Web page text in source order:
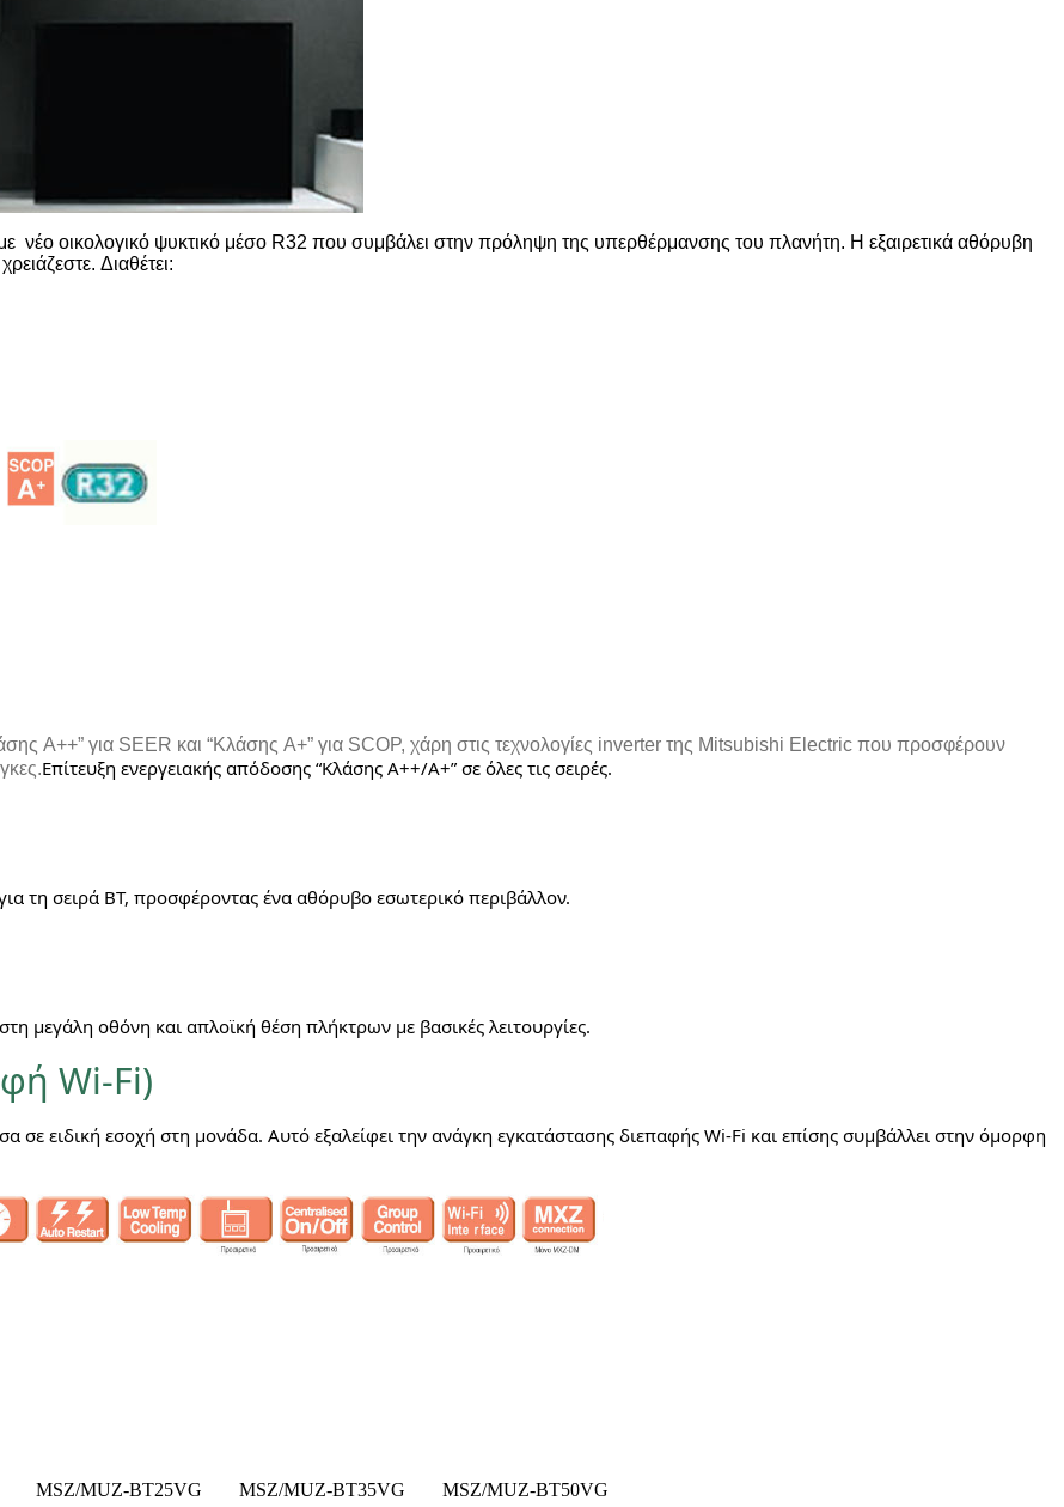
νέο οικολογικό ψυκτικό μέσο R32 που συμβάλει στην πρόληψη της υπερθέρμανσης του πλανήτη. Η εξαιρετικά αθόρυβη
Διαθέτει:
A++” για SEER και “Κλάσης A+” για SCOP, χάρη στις τεχνολογίες inverter της Mitsubishi Electric που προσφέρουν
Επίτευξη ενεργειακής απόδοσης “Κλάσης A++/A+” σε όλες τις σειρές.
τη σειρά BT, προσφέροντας ένα αθόρυβο εσωτερικό περιβάλλον.
μεγάλη οθόνη και απλοϊκή θέση πλήκτρων με βασικές λειτουργίες.
Wi-Fi)
σε ειδική εσοχή στη μονάδα. Αυτό εξαλείφει την ανάγκη εγκατάστασης διεπαφής Wi-Fi και επίσης συμβάλλει στην όμορφη
MSZ/MUZ-BT25VG MSZ/MUZ-BT35VG
MSZ/MUZ-BT50VG